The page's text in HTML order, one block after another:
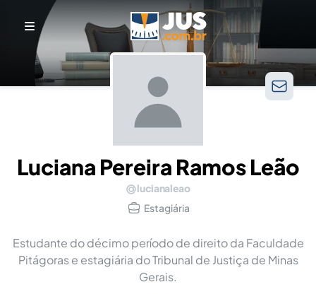
Luciana Pereira Ramos Leão
lucianaleao
Estagiária
Estudante do décimo período de direito da Faculdade
Pitágoras e estagiária do Tribunal de Justiça de Minas
Gerais.